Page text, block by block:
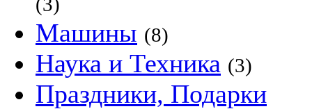
Машины (8)
Наука и Техника (3)
Праздники, Подарки